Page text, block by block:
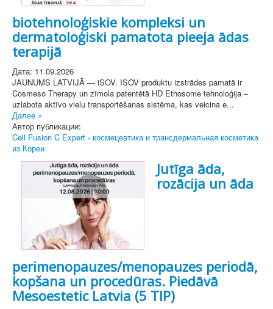
biotehnoloģiskie kompleksi un
dermatoloģiski pamatota pieeja ādas
terapijā
Дата: 11.09.2026
JAUNUMS LATVIJĀ — iSOV. ISOV produktu izstrādes pamatā ir
Cosmeso Therapy un zīmola patentētā HD Ethosome tehnoloģija –
uzlabota aktīvo vielu transportēšanas sistēma, kas veicina e...
Далее »
Автор публикации:
Cell Fusion C Expert - космецевтика и трансдермальная косметика
из Кореи
Jutīga āda,
rozācija un āda
perimenopauzes/menopauzes periodā,
kopšana un procedūras. Piedāvā
Mesoestetic Latvia (5 TIP)